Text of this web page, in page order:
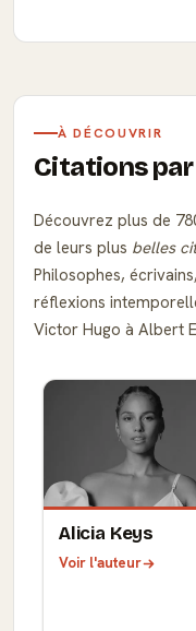
À DÉCOUVRIR
Citations
Découvrez plus de
de leurs plus belles
Philosophes,
réflexions
Victor Hugo à Albert
Alicia Keys
Voir l'auteur